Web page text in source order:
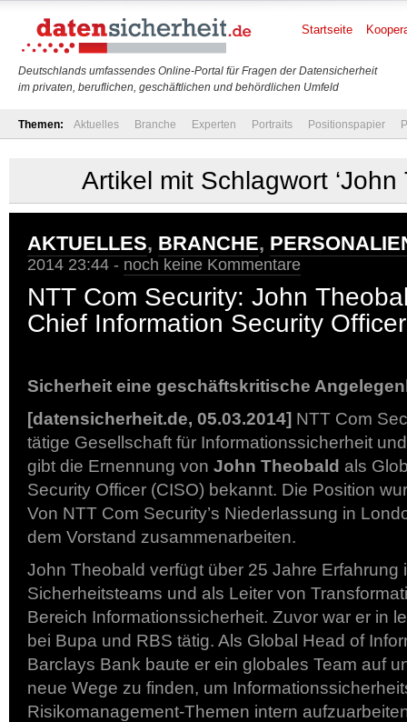
Deutschlands umfassendes Online-Portal für Fragen der Datensicherheit
im privaten, beruflichen, geschäftlichen und behördlichen Umfeld
Startseite
Themen: Aktuelles Branche Experten Portraits Positionspapier
Artikel mit Schlagwort ‘John
AKTUELLES, BRANCHE,
2014 23:44 - noch keine Kommentare
NTT Com Security: John
Chief Information Security
Sicherheit eine geschäftskritische
[datensicherheit.de, 05.03.2014] NTT Com
tätige Gesellschaft für Informationssicherheit
gibt die Ernennung von John Theobald als
Security Officer (CISO) bekannt. Die Position
Von NTT Com Security’s Niederlassung in
dem Vorstand zusammenarbeiten.
John Theobald verfügt über 25 Jahre Erfahrung
Sicherheitsteams und als Leiter von
Bereich Informationssicherheit. Zuvor war er in
bei Bupa und RBS tätig. Als Global Head of
Barclays Bank baute er ein globales Team auf
neue Wege zu finden, um
Risikomanagement-Themen intern